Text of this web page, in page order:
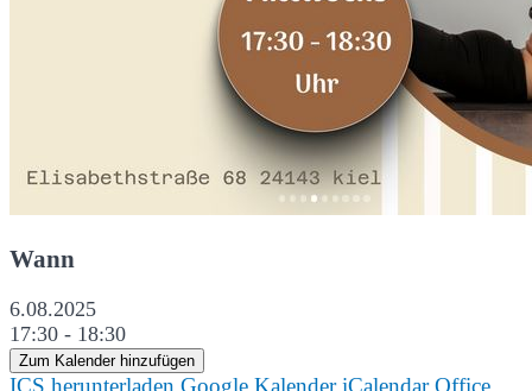
Wann
6.08.2025
17:30 - 18:30
Zum Kalender hinzufügen
ICS herunterladen Google Kalender iCalendar Office